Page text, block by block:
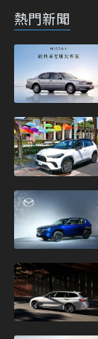
熱門新聞